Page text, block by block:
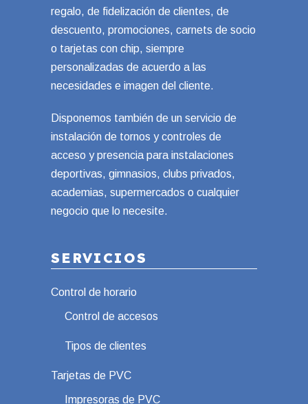
regalo, de fidelización de clientes, de
descuento, promociones, carnets de socio
o tarjetas con chip, siempre
personalizadas de acuerdo a las
necesidades e imagen del cliente.
Disponemos también de un servicio de
instalación de tornos y controles de
acceso y presencia para instalaciones
deportivas, gimnasios, clubs privados,
academias, supermercados o cualquier
negocio que lo necesite.
SERVICIOS
Control de horario
Control de accesos
Tipos de clientes
Tarjetas de PVC
Impresoras de PVC